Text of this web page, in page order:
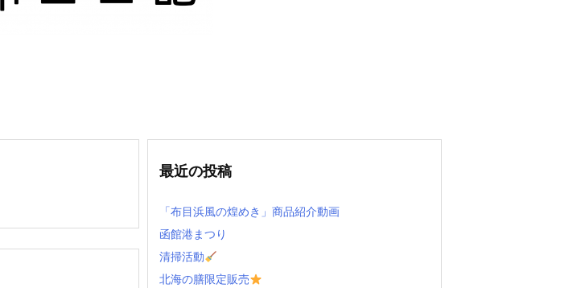
最近の投稿
「布目浜風の煌めき」商品紹介動画
函館港まつり
清掃活動
北海の膳限定販売